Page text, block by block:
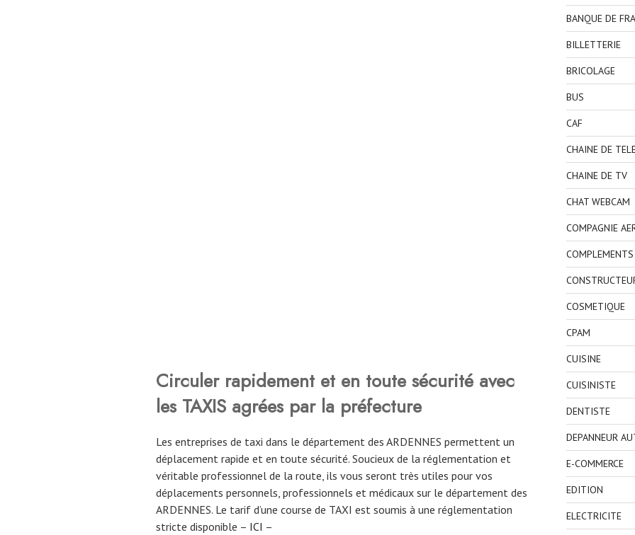
Circuler rapidement et en toute sécurité avec
les TAXIS agrées par la préfecture
Les entreprises de taxi dans le département des ARDENNES permettent un
déplacement rapide et en toute sécurité. Soucieux de la réglementation et
véritable professionnel de la route, ils vous seront très utiles pour vos
déplacements personnels, professionnels et médicaux sur le département des
ARDENNES. Le tarif d’une course de TAXI est soumis à une réglementation
stricte disponible – ICI –
BANQUE DE
BILLETTERIE
BRICOLAGE
BUS
CAF
CHAINE DE
CHAINE DE TV
CHAT WEBCAM
COMPAGNIE
COSMETIQUE
CPAM
CUISINE
CUISINISTE
DENTISTE
DEPANNEUR
E-COMMERCE
EDITION
ELECTRICITE